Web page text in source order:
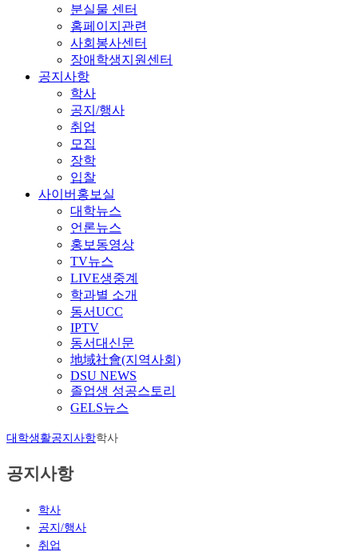
분실물 센터
홈페이지관련
사회봉사센터
장애학생지원센터
공지사항
학사
공지/행사
취업
모집
장학
입찰
사이버홍보실
대학뉴스
언론뉴스
홍보동영상
TV뉴스
LIVE생중계
학과별 소개
동서UCC
IPTV
동서대신문
地域社會(지역사회)
DSU NEWS
졸업생 성공스토리
GELS뉴스
대학생활공지사항학사
공지사항
학사
공지/행사
취업